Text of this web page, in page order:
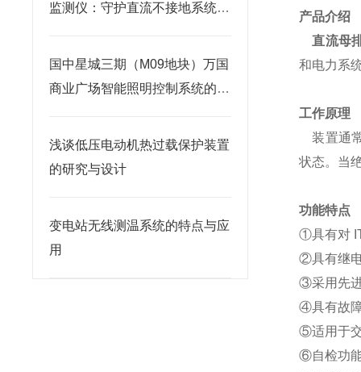
产品介绍
直流母
和电力系
工作原理
装置通
状态。当
功能特点
①具有对
②具有继
③采用先
④具有故
⑤适用于
⑥自检功
监测仪：守护直流不接地系统
国中星城三期（M09地块）万国
商业广场智能照明控制系统的设
浅谈低压电动机热过载保护装置
的研究与设计
变电站无线测温系统的特点与应
用